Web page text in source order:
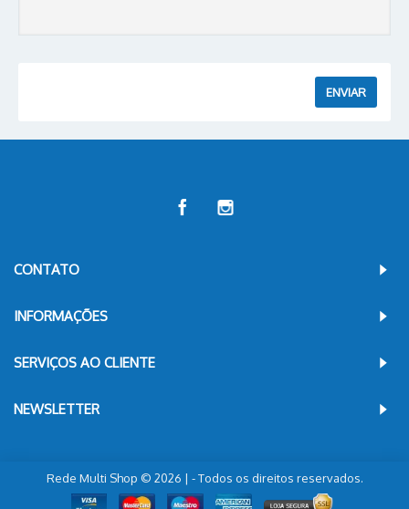
CONTATO
INFORMAÇÕES
SERVIÇOS AO CLIENTE
NEWSLETTER
Rede Multi Shop © 2026 | - Todos os direitos reservados.